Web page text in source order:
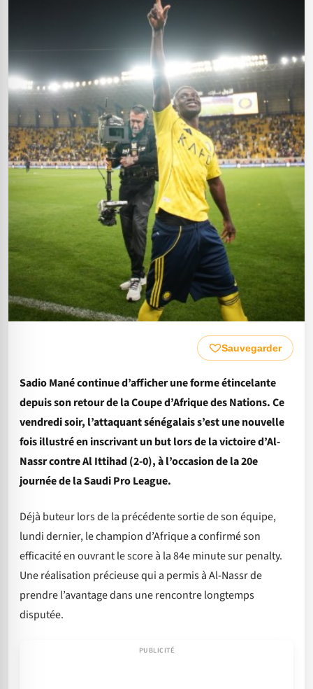
Sauvegarder
Sadio Mané continue d’afficher une forme étincelante
depuis son retour de la Coupe d’Afrique des Nations. Ce
vendredi soir, l’attaquant sénégalais s’est une nouvelle
fois illustré en inscrivant un but lors de la victoire d’Al-
Nassr contre Al Ittihad (2-0), à l’occasion de la 20e
journée de la Saudi Pro League.
Déjà buteur lors de la précédente sortie de son équipe,
lundi dernier, le champion d’Afrique a confirmé son
efficacité en ouvrant le score à la 84e minute sur penalty.
Une réalisation précieuse qui a permis à Al-Nassr de
prendre l’avantage dans une rencontre longtemps
disputée.